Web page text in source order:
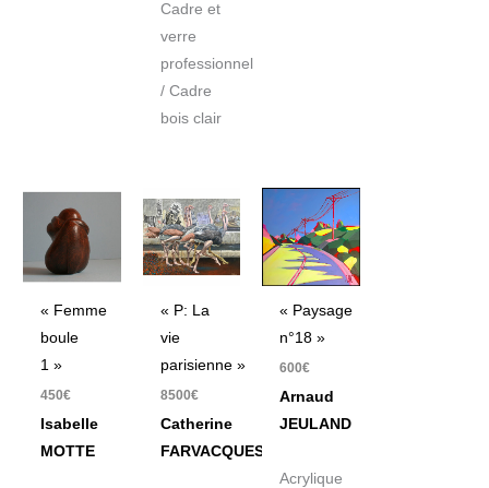
Cadre et
verre
professionnel
/ Cadre
bois clair
« Femme
boule
1 »
450€
Isabelle
MOTTE
« P: La
vie
parisienne »
8500€
Catherine
FARVACQUES
« Paysage
n°18 »
600€
Arnaud
JEULAND
Acrylique